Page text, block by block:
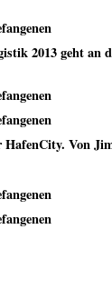
2013 geht an
Von